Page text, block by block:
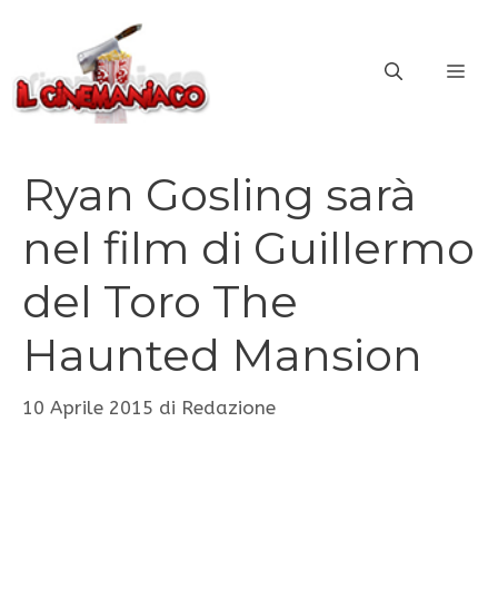
contenuto
Ryan Gosling sarà
nel film di Guillermo
del Toro The
Haunted Mansion
10 Aprile 2015 di Redazione